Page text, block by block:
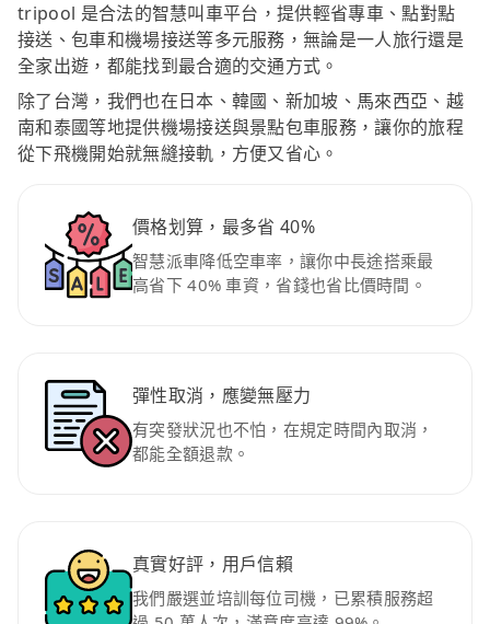
tripool 是合法的智慧叫車平台，提供輕省專車、點對點
接送、包車和機場接送等多元服務，無論是一人旅行還是
全家出遊，都能找到最合適的交通方式。
除了台灣，我們也在日本、韓國、新加坡、馬來西亞、越
南和泰國等地提供機場接送與景點包車服務，讓你的旅程
從下飛機開始就無縫接軌，方便又省心。
價格划算，最多省 40%
智慧派車降低空車率，讓你中長途搭乘最
高省下 40% 車資，省錢也省比價時間。
彈性取消，應變無壓力
有突發狀況也不怕，在規定時間內取消，
都能全額退款。
真實好評，用戶信賴
我們嚴選並培訓每位司機，已累積服務超